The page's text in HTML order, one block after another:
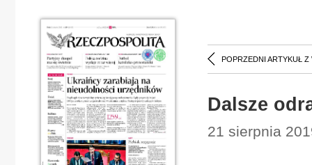
POPRZEDNI ARTYKUŁ Z
Dalsze
21 sierpnia